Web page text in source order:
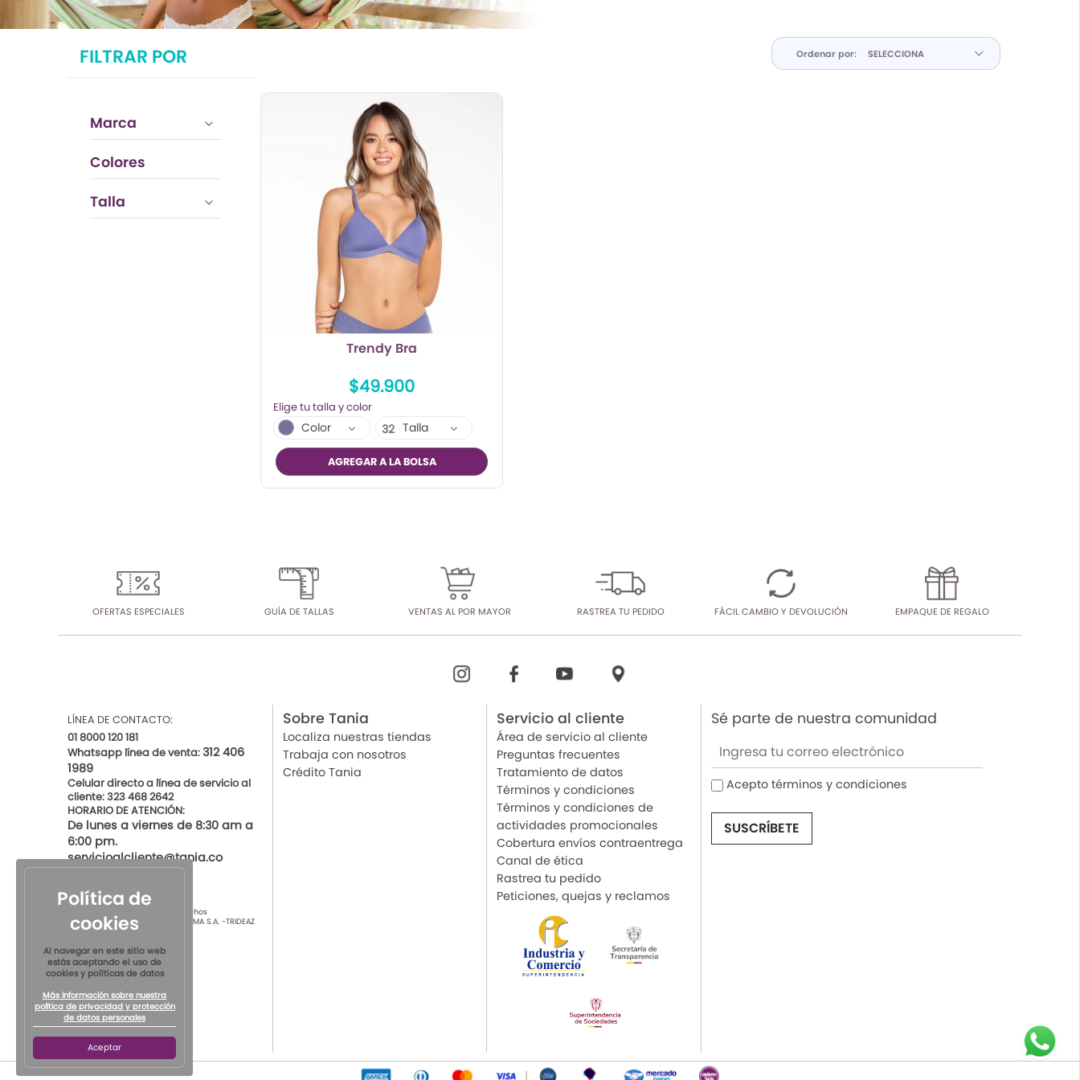
TRENDY PROMO
FILTRAR POR Ordenar por:
Marca
Colores
Azul
Talla
Trendy Bra
$49.900
Color
32
34
36
Talla
AGREGAR A LA BOLSA
OFERTAS ESPECIALES GUÍA DE TALLAS VENTAS AL POR MAYOR RASTREA TU PEDIDO FÁCIL CAMBIO Y DEVOLUCIÓN EMPAQUE DE REGALO
LÍNEA DE CONTACTO:
01 8000 120 181
Whatsapp línea de venta:312 406
1989
Celular directo a línea de servicio al
cliente: 323 468 2642
HORARIO DE ATENCIÓN:
De lunes a viernes de 8:30 am a
6:00 pm.
servicioalcliente@tania.co
© 2021 por Tania Todos los derechos
ReservadosTIENDAS DE ROPA INTIMA S.A. -TRIDEAZ
S.A. Nit 890.901.218-4
Sobre Tania
Localiza nuestras tiendas
Trabaja con nosotros
Crédito Tania
Servicio al cliente
Área de servicio al cliente
Preguntas frecuentes
Tratamiento de datos
Términos y condiciones
Términos y condiciones de
actividades promocionales
Cobertura envíos contraentrega
Canal de ética
Rastrea tu pedido
Peticiones, quejas y reclamos
Sé parte de nuestra comunidad
Acepto términos y condiciones
Política de
cookies
Al navegar en este sitio web
estás aceptando el uso de
cookies y políticas de datos
Más información sobre nuestra
política de privacidad y protección
de datos personales
Aceptar